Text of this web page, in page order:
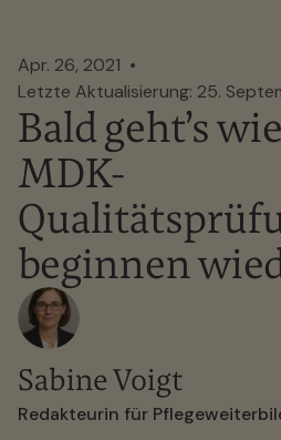
Apr. 26, 2021
Letzte Aktualisierung: 25.
Bald geht’s
MDK-
beginnen
Sabine Voigt
Redakteurin für